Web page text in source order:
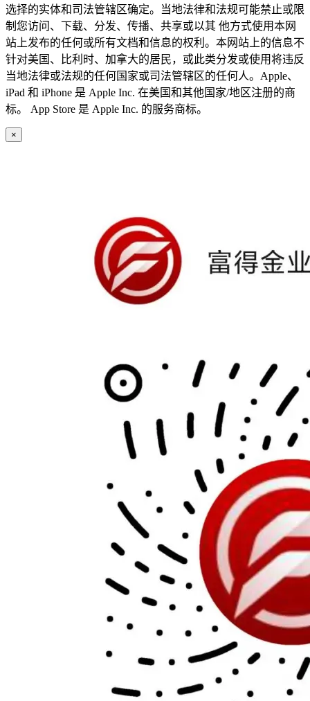
选择的实体和司法管辖区确定。当地法律和法规可能禁止或限
制您访问、下载、分发、传播、共享或以其 他方式使用本网
站上发布的任何或所有文档和信息的权利。本网站上的信息不
针对美国、比利时、加拿大的居民，或此类分发或使用将违反
当地法律或法规的任何国家或司法管辖区的任何人。Apple、
iPad 和 iPhone 是 Apple Inc. 在美国和其他国家/地区注册的商
标。 App Store 是 Apple Inc. 的服务商标。
×